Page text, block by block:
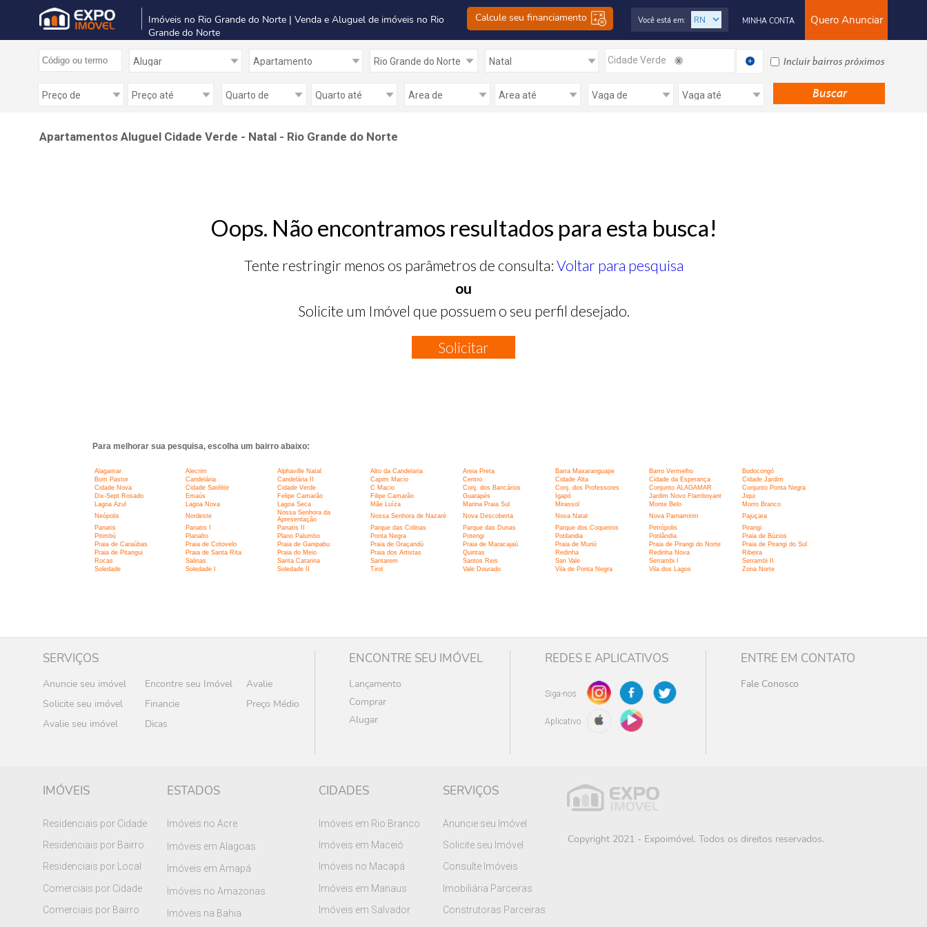
Imóveis no Rio Grande do Norte | Venda e Aluguel de imóveis no Rio
Grande do Norte
Calcule seu financiamento Quero Anunciar
MINHA CONTA
Você está em:
Cidade Verde Incluir bairros próximos
Apartamentos Aluguel Cidade Verde - Natal - Rio Grande do Norte
Oops. Não encontramos resultados para esta busca!
Tente restringir menos os parâmetros de consulta: Voltar para pesquisa
ou
Solicite um Imóvel que possuem o seu perfil desejado.
Solicitar
Para melhorar sua pesquisa, escolha um bairro abaixo:
Alagamar Alecrim Alphaville Natal Alto da Candelaria Areia Preta Barra Maxaranguape Barro Vermelho
Bodocongó
Bom Pastor
Candelária Candelária II Capim Macio Centro Cidade Alta Cidade da Esperança
Cidade Jardim
Cidade Nova
Cidade Satélite Cidade Verde C Macio Conj. dos Bancários Conj. dos Professores Conjunto ALAGAMAR
Conjunto Ponta Negra
Dix-Sept Rosado
Emaús Felipe Camarão Filipe Camarão Guarapés Igapó Jardim Novo Flamboyant
Jiqui
Lagoa Azul
Lagoa Nova Lagoa Seca Mãe Luíza Marina Praia Sul Mirassol Monte Belo
Morro Branco
Neópolis
Nordeste
Nossa Senhora da
Apresentação
Nossa Senhora de Nazaré Nova Descoberta Nova Natal Nova Parnamirim
Pajuçara
Panatis
Panatis I Panatis II Parque das Colinas Parque das Dunas Parque dos Coqueiros Petrópolis
Pirangi
Pitimbú
Planalto Plano Palumbo Ponta Negra Potengi Potilandia Potilândia
Praia de Búzios
Praia de Caraúbas
Praia de Cotovelo Praia de Ganipabu Praia de Graçandú Praia de Maracajaú Praia de Muriú Praia de Pirangi do Norte
Praia de Pirangi do Sul
Praia de Pitangui
Praia de Santa Rita Praia do Meio Praia dos Artistas Quintas Redinha Redinha Nova
Ribeira
Rocas
Salinas Santa Catarina Santarem Santos Reis San Vale Serrambi I
Serrambi II
Soledade
Soledade I Soledade II Tirol Vale Dourado Vila de Ponta Negra Vila dos Lagos Zona Norte
SERVIÇOS
Anuncie seu imóvel Encontre seu Imóvel
Avalie
Solicite seu imóvel
Financie
Preço Médio
Avalie seu imóvel
Dicas
ENCONTRE SEU IMÓVEL
Lançamento
Comprar
Alugar
REDES E APLICATIVOS
Siga-nos
Aplicativo
ENTRE EM CONTATO
Fale Conosco
IMÓVEIS
Residenciais por Cidade
Residenciais por Bairro
Residenciais por Local
Comerciais por Cidade
Comerciais por Bairro
ESTADOS
Imóveis no Acre
Imóveis em Alagoas
Imóveis em Amapá
Imóveis no Amazonas
Imóveis na Bahia
CIDADES
Imóveis em Rio Branco
Imóveis em Maceió
Imóveis no Macapá
Imóveis em Manaus
Imóveis em Salvador
SERVIÇOS
Anuncie seu Imóvel
Solicite seu Imóvel
Consulte Imóveis
Imobiliária Parceiras
Construtoras Parceiras
Copyright 2021 - Expoimóvel. Todos os direitos reservados.